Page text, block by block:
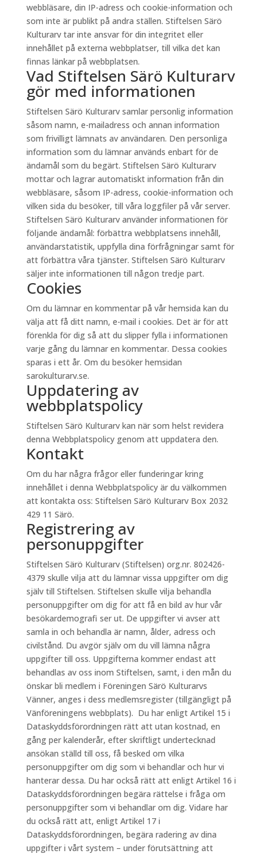
webbläsare, din IP-adress och cookie-information och
som inte är publikt på andra ställen. Stiftelsen Särö
Kulturarv tar inte ansvar för din integritet eller
innehållet på externa webbplatser, till vilka det kan
finnas länkar på webbplatsen.
Vad Stiftelsen Särö Kulturarv
gör med informationen
Stiftelsen Särö Kulturarv samlar personlig information
såsom namn, e-mailadress och annan information
som frivilligt lämnats av användaren. Den personliga
information som du lämnar används enbart för de
ändamål som du begärt. Stiftelsen Särö Kulturarv
mottar och lagrar automatiskt information från din
webbläsare, såsom IP-adress, cookie-information och
vilken sida du besöker, till våra loggfiler på vår server.
Stiftelsen Särö Kulturarv använder informationen för
följande ändamål: förbättra webbplatsens innehåll,
användarstatistik, uppfylla dina förfrågningar samt för
att förbättra våra tjänster. Stiftelsen Särö Kulturarv
säljer inte informationen till någon tredje part.
Cookies
Om du lämnar en kommentar på vår hemsida kan du
välja att få ditt namn, e-mail i cookies. Det är för att
förenkla för dig så att du slipper fylla i informationen
varje gång du lämnar en kommentar. Dessa cookies
sparas i ett år. Om du besöker hemsidan
sarokulturarv.se.
Uppdatering av
webbplatspolicy
Stiftelsen Särö Kulturarv kan när som helst revidera
denna Webbplatspolicy genom att uppdatera den.
Kontakt
Om du har några frågor eller funderingar kring
innehållet i denna Webbplatspolicy är du välkommen
att kontakta oss: Stiftelsen Särö Kulturarv Box 2032
429 11 Särö.
Registrering av
personuppgifter
Stiftelsen Särö Kulturarv (Stiftelsen) org.nr. 802426-
4379 skulle vilja att du lämnar vissa uppgifter om dig
själv till Stiftelsen. Stiftelsen skulle vilja behandla
personuppgifter om dig för att få en bild av hur vår
besökardemografi ser ut. De uppgifter vi avser att
samla in och behandla är namn, ålder, adress och
civilstånd. Du avgör själv om du vill lämna några
uppgifter till oss. Uppgifterna kommer endast att
behandlas av oss inom Stiftelsen, samt, i den mån du
önskar bli medlem i Föreningen Särö Kulturarvs
Vänner, anges i dess medlemsregister (tillgängligt på
Vänföreningens webbplats). Du har enligt Artikel 15 i
Dataskyddsförordningen rätt att utan kostnad, en
gång per kalenderår, efter skriftligt undertecknad
ansökan ställd till oss, få besked om vilka
personuppgifter om dig som vi behandlar och hur vi
hanterar dessa. Du har också rätt att enligt Artikel 16 i
Dataskyddsförordningen begära rättelse i fråga om
personuppgifter som vi behandlar om dig. Vidare har
du också rätt att, enligt Artikel 17 i
Dataskyddsförordningen, begära radering av dina
uppgifter i vårt system – under förutsättning att